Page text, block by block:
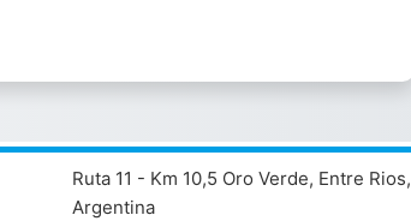
Ruta 11 - Km 10,5 Oro Verde, Entre Rios,
Argentina